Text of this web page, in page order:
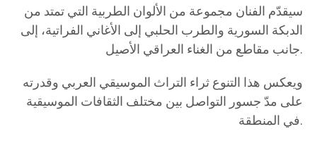
سيقدّم الفنان مجموعة من الألوان الطربية التي تمتد من
الدبكة السورية والطرب الحلبي إلى الأغاني الفراتية، إلى
جانب مقاطع من الغناء العراقي الأصيل.
ويعكس هذا التنوع ثراء التراث الموسيقي العربي وقدرته
على مدّ جسور التواصل بين مختلف الثقافات الموسيقية
في المنطقة.